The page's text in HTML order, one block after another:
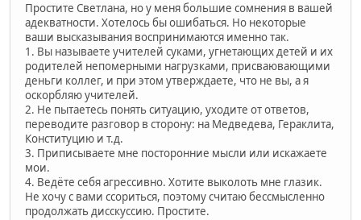
Простите Светлана, но у меня большие сомнения в вашей
адекватности. Хотелось бы ошибаться. Но некоторые
ваши высказывания воспринимаются именно так.
1. Вы называете учителей суками, угнетающих детей и их
родителей непомерными нагрузками, присваювающими
деньги коллег, и при этом утверждаете, что не вы, а я
оскорбляю учителей.
2. Не пытаетесь понять ситуацию, уходите от ответов,
переводите разговор в сторону: на Медведева, Гераклита,
Конституцию и т.д.
3. Приписываете мне посторонние мысли или искажаете
мои.
4. Ведёте себя агрессивно. Хотите выколоть мне глазик.
Не хочу с вами ссориться, поэтому считаю бессмысленно
продолжать дисскуссию. Простите.